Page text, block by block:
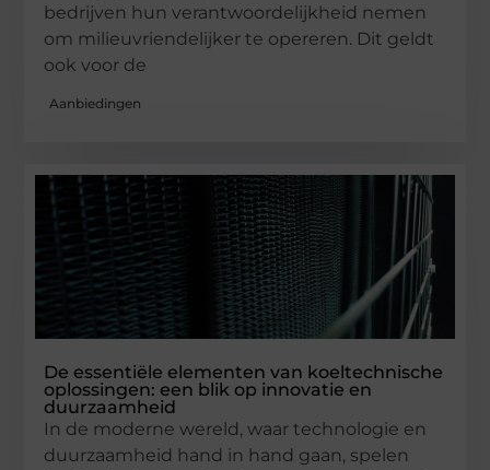
bedrijven hun verantwoordelijkheid nemen
om milieuvriendelijker te opereren. Dit geldt
ook voor de
Aanbiedingen
De essentiële elementen van koeltechnische
oplossingen: een blik op innovatie en
duurzaamheid
In de moderne wereld, waar technologie en
duurzaamheid hand in hand gaan, spelen